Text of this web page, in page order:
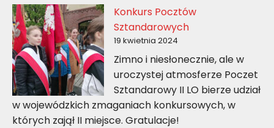
Konkurs Pocztów
Sztandarowych
19 kwietnia 2024
Zimno i niesłonecznie, ale w
uroczystej atmosferze Poczet
Sztandarowy II LO bierze udział
w wojewódzkich zmaganiach konkursowych, w
których zajął II miejsce. Gratulacje!